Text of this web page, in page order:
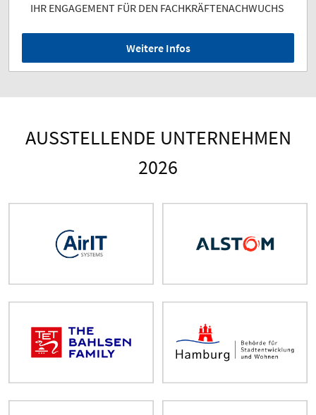
IHR ENGAGEMENT FÜR DEN FACHKRÄFTENACHWUCHS
Weitere Infos
AUSSTELLENDE UNTERNEHMEN
2026